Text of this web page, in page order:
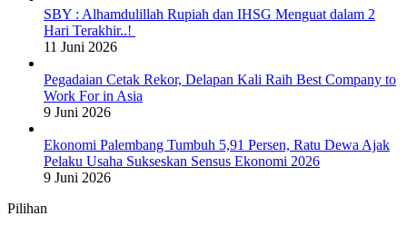
SBY : Alhamdulillah Rupiah dan IHSG Menguat dalam 2
Hari Terakhir..!
11 Juni 2026
Pegadaian Cetak Rekor, Delapan Kali Raih Best Company to
Work For in Asia
9 Juni 2026
Ekonomi Palembang Tumbuh 5,91 Persen, Ratu Dewa Ajak
Pelaku Usaha Sukseskan Sensus Ekonomi 2026
9 Juni 2026
Pilihan